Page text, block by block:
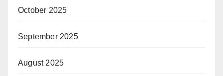
October 2025
September 2025
August 2025